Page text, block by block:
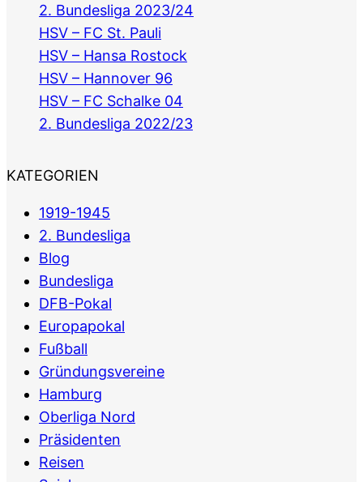
2. Bundesliga 2023/24
HSV – FC St. Pauli
HSV – Hansa Rostock
HSV – Hannover 96
HSV – FC Schalke 04
2. Bundesliga 2022/23
KATEGORIEN
1919-1945
2. Bundesliga
Blog
Bundesliga
DFB-Pokal
Europapokal
Fußball
Gründungsvereine
Hamburg
Oberliga Nord
Präsidenten
Reisen